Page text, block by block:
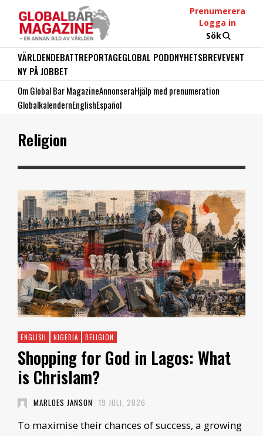
Prenumerera
Logga in
Sök
VÄRLDENDEBATTREPORTAGEGLOBAL PODDNYHETSBREVEVENT
NY PÅ JOBBET
Om Global Bar MagazineAnnonseraHjälp med prenumeration
GlobalkalendernEnglishEspañol
Religion
ENGLISH NIGERIA RELIGION
Shopping for God in Lagos: What
is Chrislam?
MARLOES JANSON 19 JULI, 2026
To maximise their chances of success, a growing